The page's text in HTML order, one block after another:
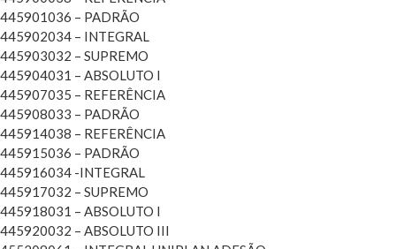
445901036 – PADRÃO
445902034 – INTEGRAL
445903032 – SUPREMO
445904031 – ABSOLUTO I
445907035 – REFERÊNCIA
445908033 – PADRÃO
445914038 – REFERÊNCIA
445915036 – PADRÃO
445916034 -INTEGRAL
445917032 – SUPREMO
445918031 – ABSOLUTO I
445920032 – ABSOLUTO III